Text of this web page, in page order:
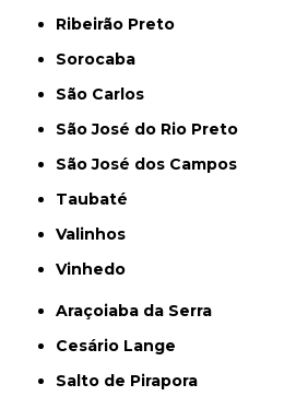
Ribeirão Preto
Sorocaba
São Carlos
São José do Rio Preto
São José dos Campos
Taubaté
Valinhos
Vinhedo
Araçoiaba da Serra
Cesário Lange
Salto de Pirapora